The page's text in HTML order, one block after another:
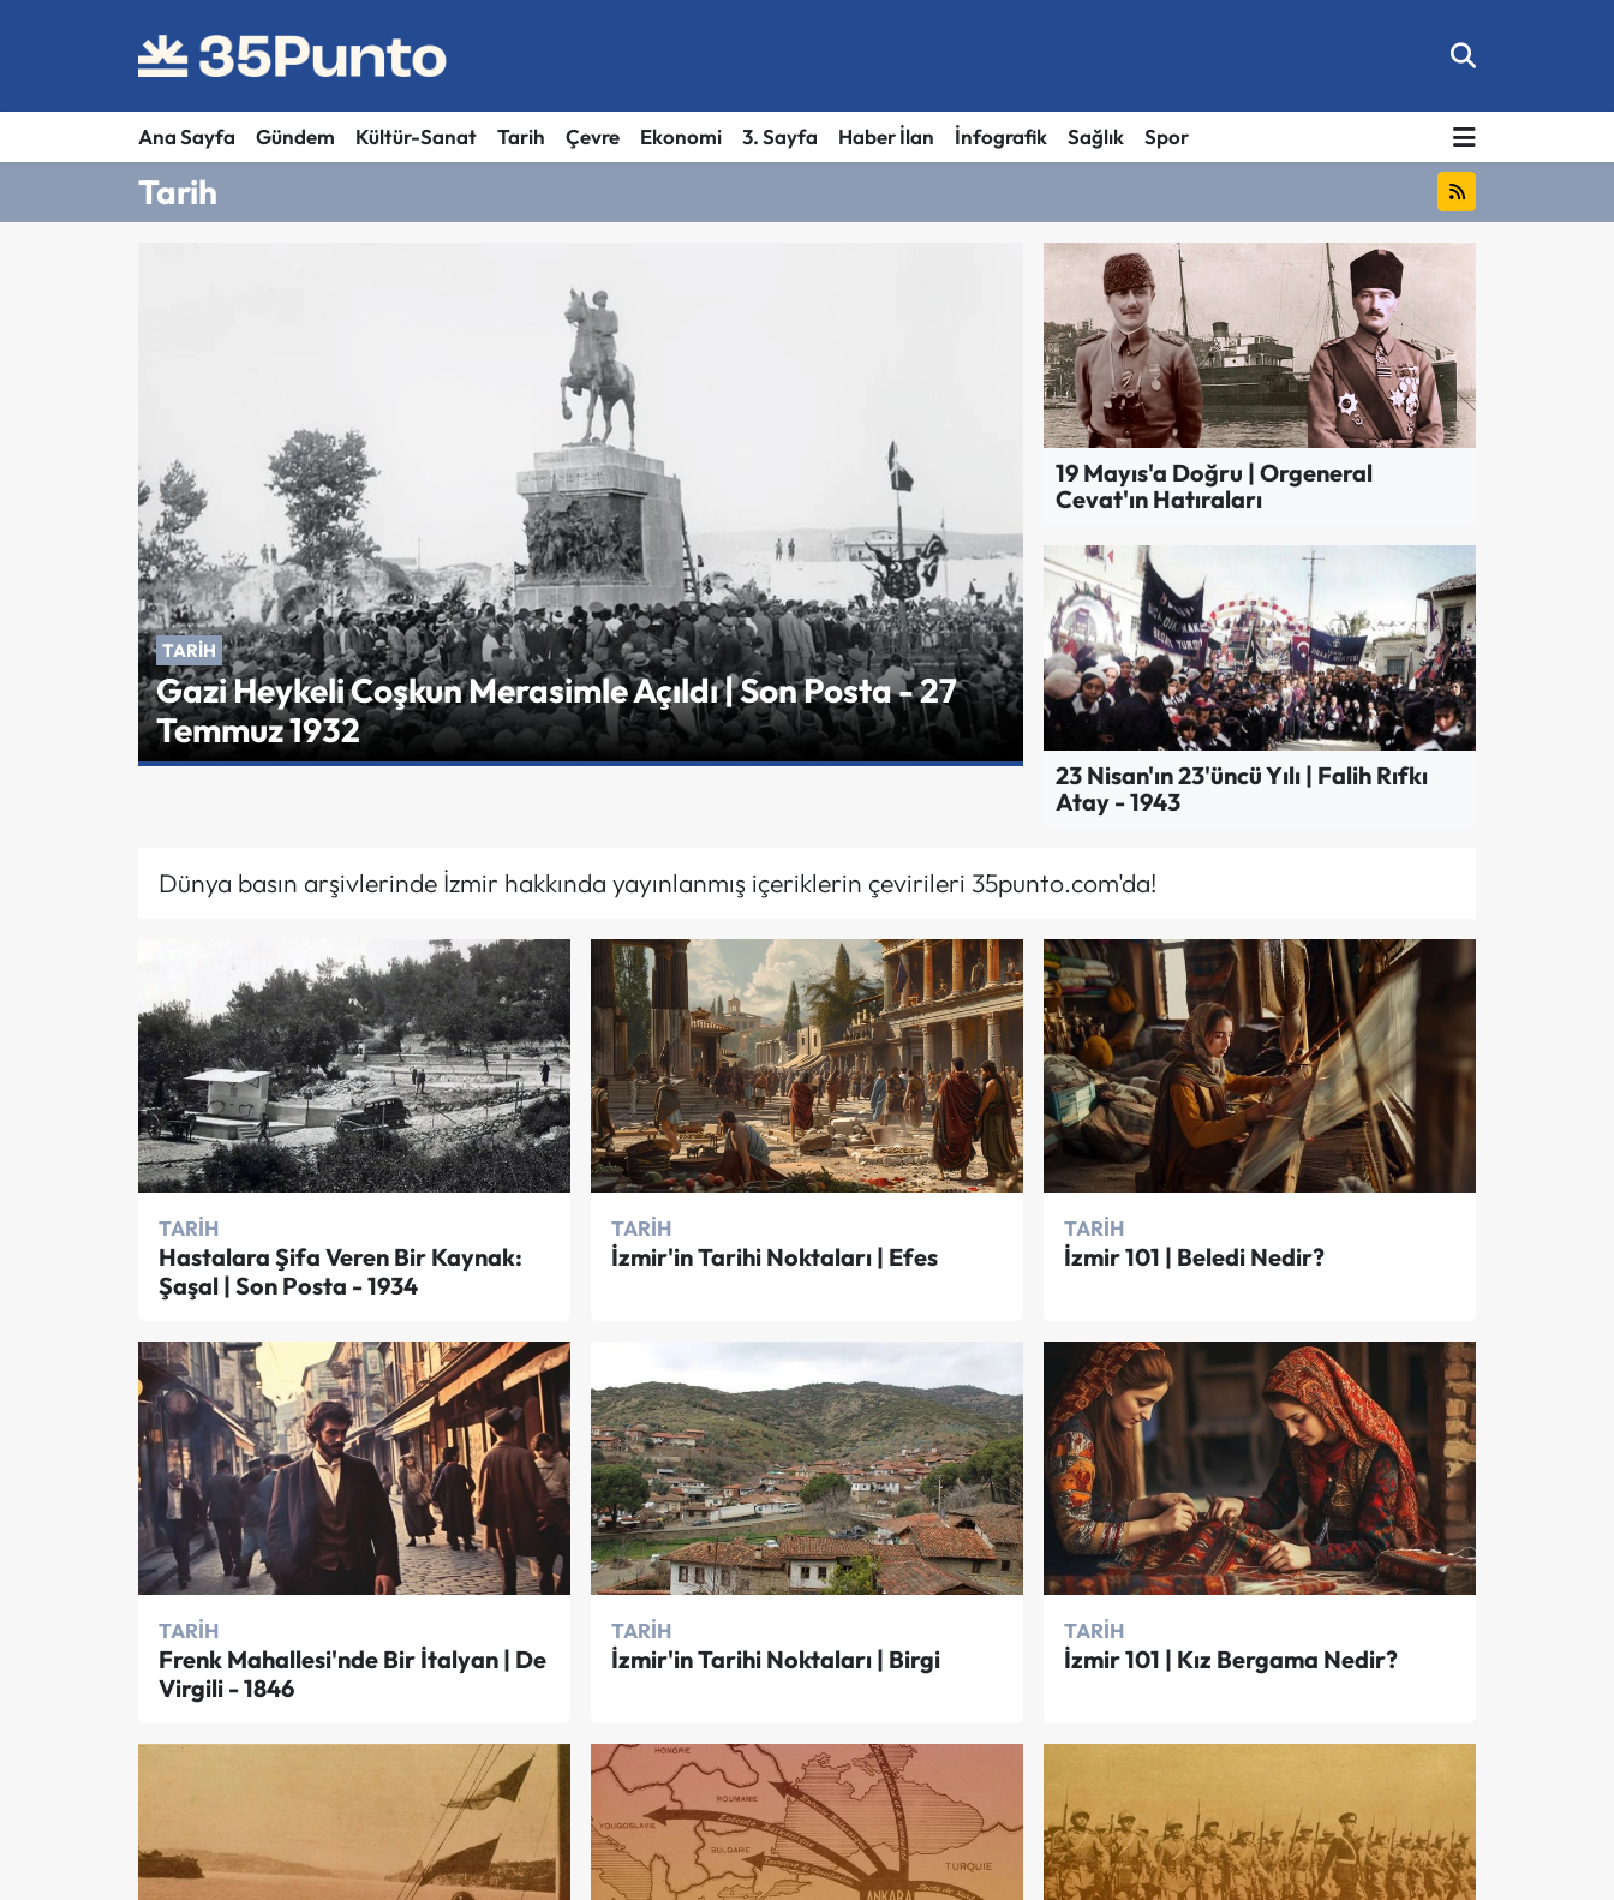
Ana Sayfa Gündem Kültür-Sanat Tarih Çevre Ekonomi 3. Sayfa Haber İlan İnfografik Sağlık Spor
Tarih
TARIH
Gazi Heykeli Coşkun Merasimle Açıldı | Son Posta - 27
Temmuz 1932
TARIH
İzmirli Bir Kralın Trajedisi: Tantalos |
19 Mayıs'a Doğru | Orgeneral
Cevat'ın Hatıraları
23 Nisan'ın 23'üncü Yılı | Falih Rıfkı
Atay - 1943
Dünya basın arşivlerinde İzmir hakkında yayınlanmış içeriklerin çevirileri 35punto.com'da!
TARIH
Hastalara Şifa Veren Bir Kaynak:
Şaşal | Son Posta - 1934
TARIH
İzmir'in Tarihi Noktaları | Efes
TARIH
İzmir 101 | Beledi Nedir?
TARIH
Frenk Mahallesi'nde Bir İtalyan | De
Virgili - 1846
TARIH
İzmir'in Tarihi Noktaları | Birgi
TARIH
İzmir 101 | Kız Bergama Nedir?